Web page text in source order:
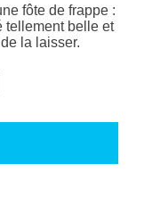
fôte de frappe :
tellement belle et
la laisser.